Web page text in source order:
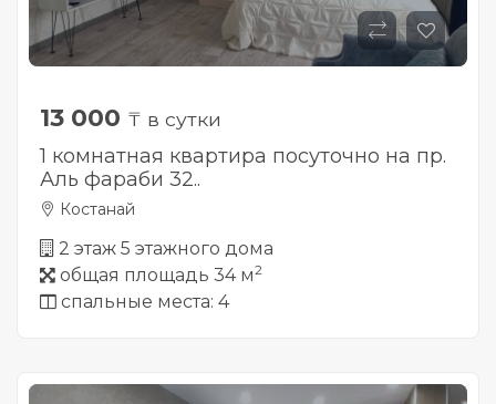
13 000 ₸ в сутки
1 комнатная квартира посуточно на пр.
Аль фараби 32..
Костанай
2 этаж 5 этажного дома
общая площадь 34 м2
спальные места: 4